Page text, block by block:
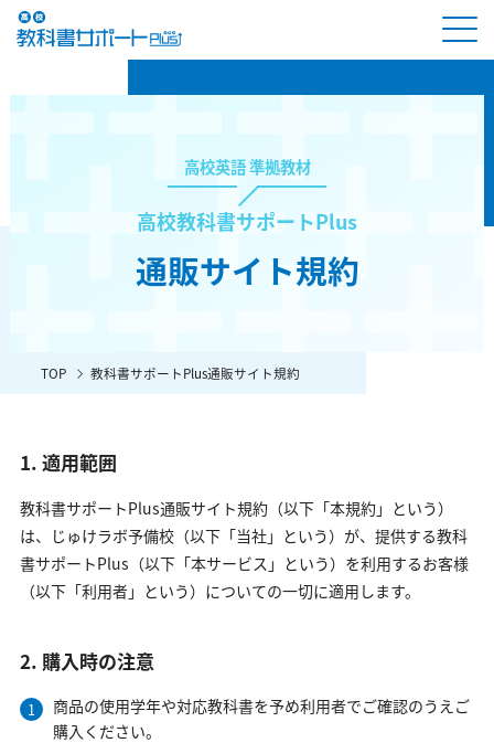
高校英語 準拠教材
高校教科書サポートPlus
通販サイト規約
TOP 教科書サポートPlus通販サイト規約
1. 適用範囲
教科書サポートPlus通販サイト規約（以下「本規約」という）
は、じゅけラボ予備校（以下「当社」という）が、提供する教科
書サポートPlus（以下「本サービス」という）を利用するお客様
（以下「利用者」という）についての一切に適用します。
2. 購入時の注意
商品の使用学年や対応教科書を予め利用者でご確認のうえご
購入ください。